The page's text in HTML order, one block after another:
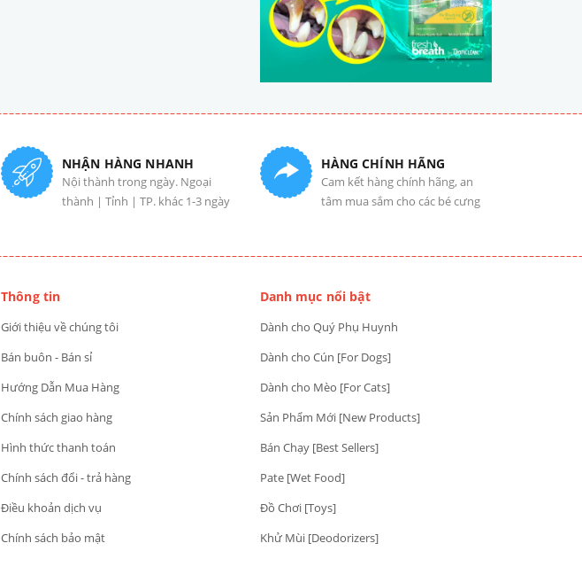
NHẬN HÀNG NHANH
Nội thành trong ngày. Ngoại
thành | Tỉnh | TP. khác 1-3 ngày
HÀNG CHÍNH HÃNG
Cam kết hàng chính hãng, an
tâm mua sắm cho các bé cưng
Thông tin
Giới thiệu về chúng tôi
Bán buôn - Bán sỉ
Hướng Dẫn Mua Hàng
Chính sách giao hàng
Hình thức thanh toán
Chính sách đổi - trả hàng
Điều khoản dịch vụ
Chính sách bảo mật
Danh mục nổi bật
Dành cho Quý Phụ Huynh
Dành cho Cún [For Dogs]
Dành cho Mèo [For Cats]
Sản Phẩm Mới [New Products]
Bán Chạy [Best Sellers]
Pate [Wet Food]
Đồ Chơi [Toys]
Khử Mùi [Deodorizers]